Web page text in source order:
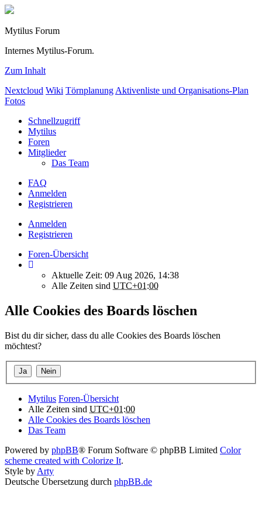
Mytilus Forum
Internes Mytilus-Forum.
Zum Inhalt
Nextcloud Wiki Törnplanung Aktivenliste und Organisations-Plan
Fotos
Schnellzugriff
Mytilus
Foren
Mitglieder
Das Team
FAQ
Anmelden
Registrieren
Anmelden
Registrieren
Foren-Übersicht
Aktuelle Zeit: 09 Aug 2026, 14:38
Alle Zeiten sind UTC+01:00
Alle Cookies des Boards löschen
Bist du dir sicher, dass du alle Cookies des Boards löschen
möchtest?
Mytilus Foren-Übersicht
Alle Zeiten sind UTC+01:00
Alle Cookies des Boards löschen
Das Team
Powered by phpBB® Forum Software © phpBB Limited Color
scheme created with Colorize It.
Style byArty
Deutsche Übersetzung durch phpBB.de